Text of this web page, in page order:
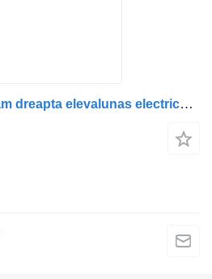
Motor regulator de geam dreapta elevalunas electrico para MAN 81286016130 81286016143 81286016126 81286016113 camión